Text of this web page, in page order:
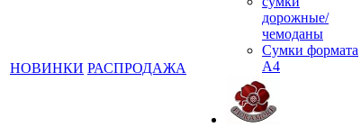
НОВИНКИ РАСПРОДАЖА
дорожные/
чемоданы
Сумки формата
А4